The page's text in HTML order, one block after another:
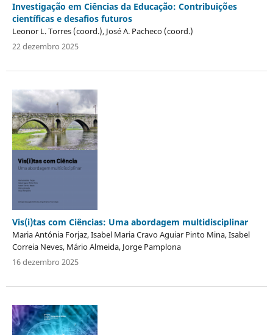
Investigação em Ciências da Educação: Contribuições
científicas e desafios futuros
Leonor L. Torres (coord.), José A. Pacheco (coord.)
22 dezembro 2025
Vis(i)tas com Ciências: Uma abordagem multidisciplinar
Maria Antónia Forjaz, Isabel Maria Cravo Aguiar Pinto Mina, Isabel
Correia Neves, Mário Almeida, Jorge Pamplona
16 dezembro 2025